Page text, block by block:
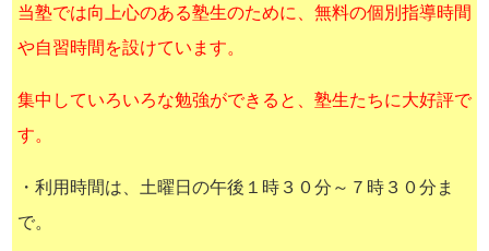
当塾では向上心のある塾生のために、無料の個別指導時間
や自習時間を設けています。
集中していろいろな勉強ができると、塾生たちに大好評で
す。
・利用時間は、土曜日の午後１時３０分～７時３０分ま
で。